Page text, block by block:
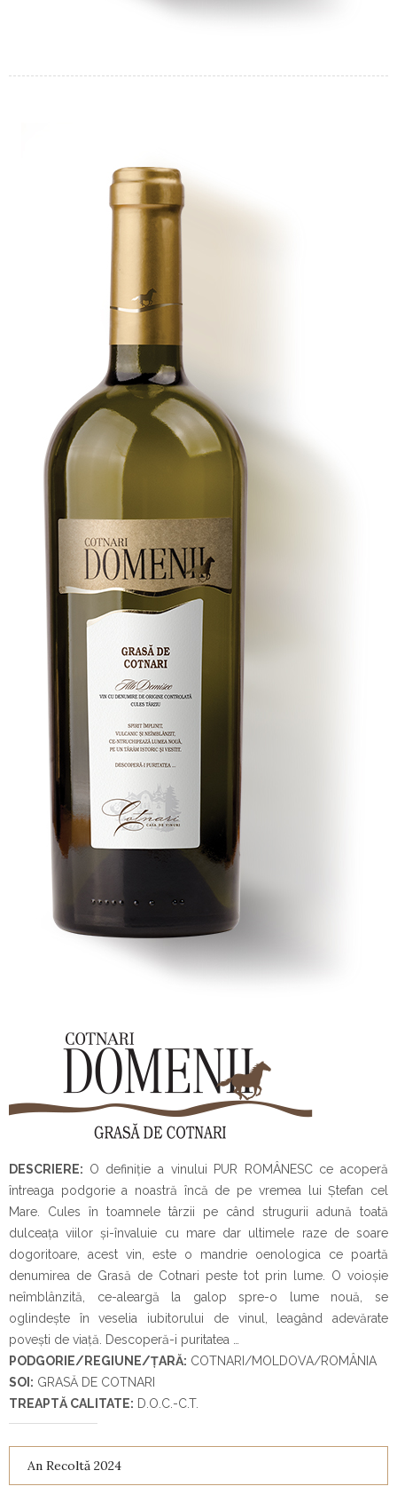
DESCRIERE: O definiție a vinului PUR ROMÂNESC ce acoperă
întreaga podgorie a noastră încă de pe vremea lui Ștefan cel
Mare. Cules în toamnele târzii pe când strugurii adună toată
dulceața viilor și-învaluie cu mare dar ultimele raze de soare
dogoritoare, acest vin, este o mandrie oenologica ce poartă
denumirea de Grasă de Cotnari peste tot prin lume. O voioșie
neîmblânzită, ce-aleargă la galop spre-o lume nouă, se
oglindește în veselia iubitorului de vinul, leagând adevărate
povești de viață.
Descoperă-i puritatea …
PODGORIE/REGIUNE/ȚARĂ: COTNARI/MOLDOVA/ROMÂNIA
SOI: GRASĂ DE COTNARI
TREAPTĂ CALITATE: D.O.C.-C.T.
An Recoltă 2024